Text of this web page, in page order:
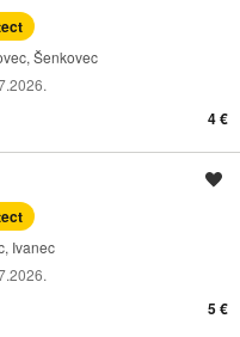
Šenkovec
4 €
Ivanec
5 €